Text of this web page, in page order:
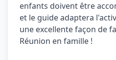
enfants doivent être
et le guide adaptera
une excellente façon de
Réunion en famille !